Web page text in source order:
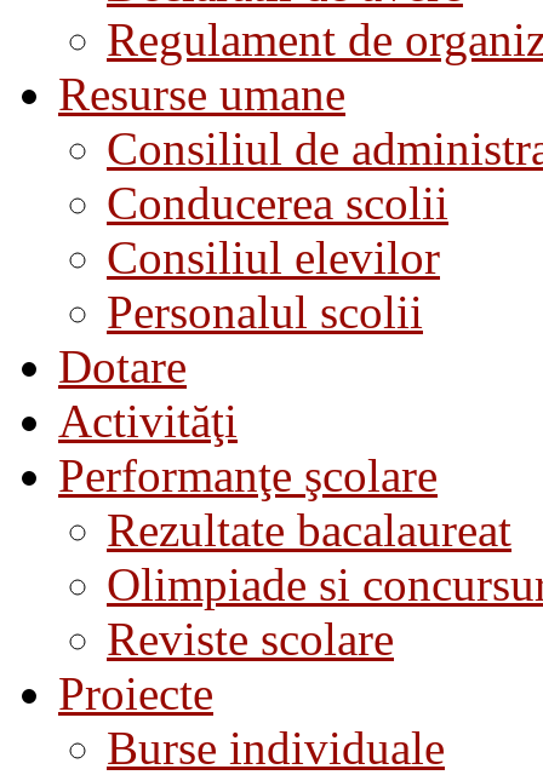
Regulament de
Resurse umane
Consiliul de
Conducerea scolii
Consiliul elevilor
Personalul scolii
Dotare
Activităţi
Performanţe şcolare
Rezultate bacalaureat
Olimpiade si
Reviste scolare
Proiecte
Burse individuale